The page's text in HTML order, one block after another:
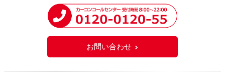
お問い合わせ